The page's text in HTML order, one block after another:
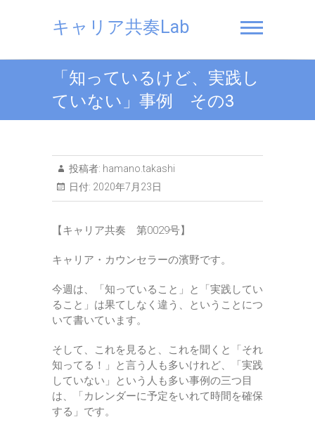
キャリア共奏Lab
「知っているけど、実践し
ていない」事例 その3
投稿者: hamano.takashi
日付: 2020年7月23日
【キャリア共奏 第0029号】
キャリア・カウンセラーの濱野です。
今週は、「知っていること」と「実践してい
ること」は果てしなく違う、ということにつ
いて書いています。
そして、これを見ると、これを聞くと「それ
知ってる！」と言う人も多いけれど、「実践
していない」という人も多い事例の三つ目
は、「カレンダーに予定をいれて時間を確保
する」です。